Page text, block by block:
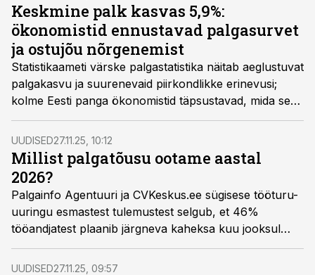
Keskmine palk kasvas 5,9%:
ökonomistid ennustavad palgasurvet
ja ostujõu nõrgenemist
Statistikaameti värske palgastatistika näitab aeglustuvat
palgakasvu ja suurenevaid piirkondlikke erinevusi;
kolme Eesti panga ökonomistid täpsustavad, mida see
palgasaajatele, tööandjatele ja majandusele tegelikult
tähendab.
UUDISED27.11.25, 10:12
Millist palgatõusu ootame aastal
2026?
Palgainfo Agentuuri ja CVKeskus.ee sügisese tööturu-
uuringu esmastest tulemustest selgub, et 46%
tööandjatest plaanib järgneva kaheksa kuu jooksul
tõsta töötajate põhipalku. Enamasti on palgatõus
kavandatud jaanuari ja see jääb vahemikku 3–6%.
UUDISED27.11.25, 09:57